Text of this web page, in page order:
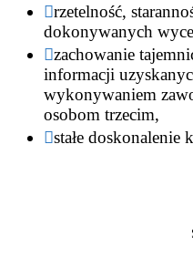
rzetelność,
dokonywanych
zachowanie
informacji
wykonywaniem
osobom trzecim,
stałe